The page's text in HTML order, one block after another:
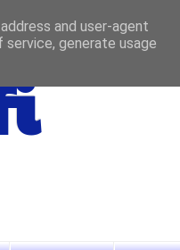
and user-agent
generate usage